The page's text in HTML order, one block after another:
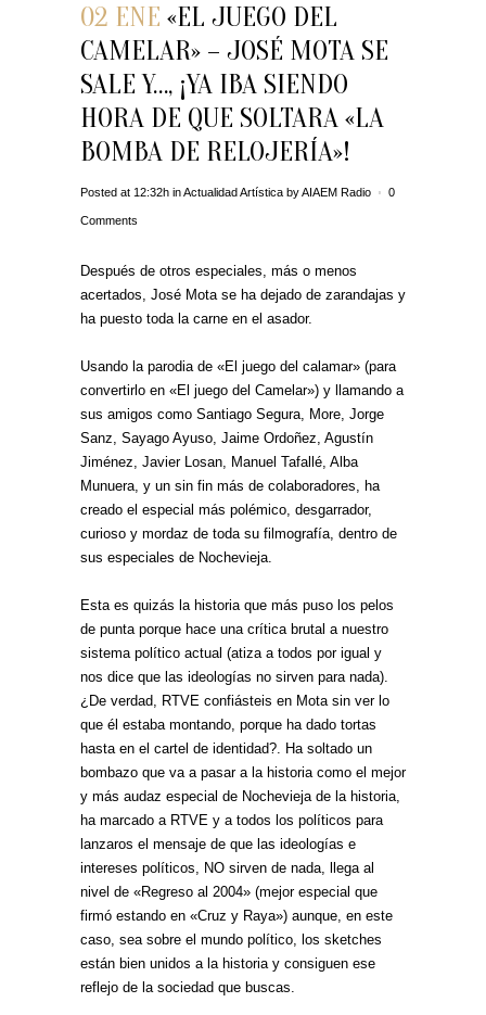
02 ENE «EL JUEGO DEL
CAMELAR» – JOSÉ MOTA SE
SALE Y…, ¡YA IBA SIENDO
HORA DE QUE SOLTARA «LA
BOMBA DE RELOJERÍA»!
Posted at 12:32h inActualidad Artística byAIAEM Radio 0
Comments
Después de otros especiales, más o menos
acertados, José Mota se ha dejado de zarandajas y
ha puesto toda la carne en el asador.
Usando la parodia de «El juego del calamar» (para
convertirlo en «El juego del Camelar») y llamando a
sus amigos como Santiago Segura, More, Jorge
Sanz, Sayago Ayuso, Jaime Ordoñez, Agustín
Jiménez, Javier Losan, Manuel Tafallé, Alba
Munuera, y un sin fin más de colaboradores, ha
creado el especial más polémico, desgarrador,
curioso y mordaz de toda su filmografía, dentro de
sus especiales de Nochevieja.
Esta es quizás la historia que más puso los pelos
de punta porque hace una crítica brutal a nuestro
sistema político actual (atiza a todos por igual y
nos dice que las ideologías no sirven para nada).
¿De verdad, RTVE confiásteis en Mota sin ver lo
que él estaba montando, porque ha dado tortas
hasta en el cartel de identidad?. Ha soltado un
bombazo que va a pasar a la historia como el mejor
y más audaz especial de Nochevieja de la historia,
ha marcado a RTVE y a todos los políticos para
lanzaros el mensaje de que las ideologías e
intereses políticos, NO sirven de nada, llega al
nivel de «Regreso al 2004» (mejor especial que
firmó estando en «Cruz y Raya») aunque, en este
caso, sea sobre el mundo político, los sketches
están bien unidos a la historia y consiguen ese
reflejo de la sociedad que buscas.